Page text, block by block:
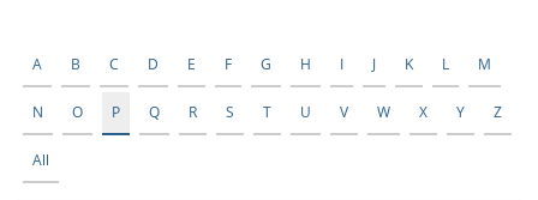
A B C D E F G H I J K L M
N O P Q R S T U V W X Y Z
All